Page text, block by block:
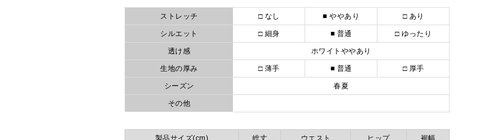
ストレッチ □ なし ■ ややあり □ あり
シルエット □ 細身 ■ 普通 □ ゆったり
透け感 ホワイトややあり
生地の厚み □ 薄手 ■ 普通 □ 厚手
シーズン 春夏
その他
製品サイズ(cm) 総丈 ウエスト ヒップ 裾幅